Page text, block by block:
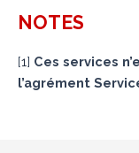
NOTES
[1] Ces services
l’agrément